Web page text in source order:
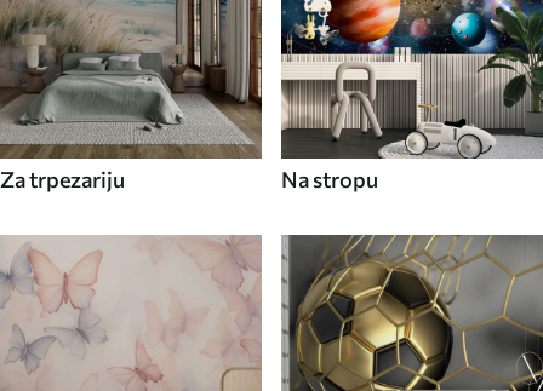
Za trpezariju Na stropu